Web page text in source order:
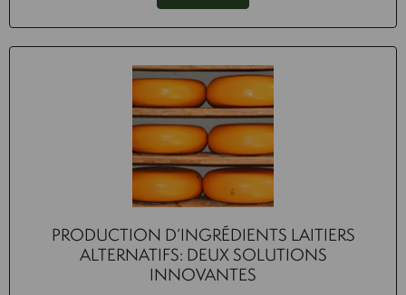
PRODUCTION D’INGRÉDIENTS LAITIERS
ALTERNATIFS: DEUX SOLUTIONS
INNOVANTES